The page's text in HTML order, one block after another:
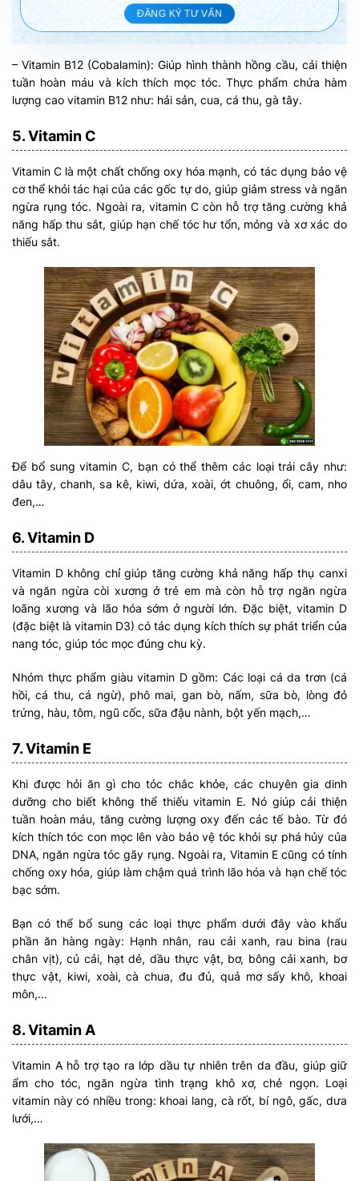
ĐĂNG KÝ TƯ VẤN
– Vitamin B12 (Cobalamin): Giúp hình thành hồng cầu, cải thiện
tuần hoàn máu và kích thích mọc tóc. Thực phẩm chứa hàm
lượng cao vitamin B12 như: hải sản, cua, cá thu, gà tây.
5. Vitamin C
Vitamin C là một chất chống oxy hóa mạnh, có tác dụng bảo vệ
cơ thể khỏi tác hại của các gốc tự do, giúp giảm stress và ngăn
ngừa rụng tóc. Ngoài ra, vitamin C còn hỗ trợ tăng cường khả
năng hấp thu sắt, giúp hạn chế tóc hư tổn, mỏng và xơ xác do
thiếu sắt.
Để bổ sung vitamin C, bạn có thể thêm các loại trái cây như:
dâu tây, chanh, sa kê, kiwi, dứa, xoài, ớt chuông, ổi, cam, nho
đen,…
6. Vitamin D
Vitamin D không chỉ giúp tăng cường khả năng hấp thụ canxi
và ngăn ngừa còi xương ở trẻ em mà còn hỗ trợ ngăn ngừa
loãng xương và lão hóa sớm ở người lớn. Đặc biệt, vitamin D
(đặc biệt là vitamin D3) có tác dụng kích thích sự phát triển của
nang tóc, giúp tóc mọc đúng chu kỳ.
Nhóm thực phẩm giàu vitamin D gồm: Các loại cá da trơn (cá
hồi, cá thu, cá ngừ), phô mai, gan bò, nấm, sữa bò, lòng đỏ
trứng, hàu, tôm, ngũ cốc, sữa đậu nành, bột yến mạch,…
7. Vitamin E
Khi được hỏi ăn gì cho tóc chắc khỏe, các chuyên gia dinh
dưỡng cho biết không thể thiếu vitamin E. Nó giúp cải thiện
tuần hoàn máu, tăng cường lượng oxy đến các tế bào. Từ đó
kích thích tóc con mọc lên vào bảo vệ tóc khỏi sự phá hủy của
DNA, ngăn ngừa tóc gãy rụng. Ngoài ra, Vitamin E cũng có tính
chống oxy hóa, giúp làm chậm quá trình lão hóa và hạn chế tóc
bạc sớm.
Bạn có thể bổ sung các loại thực phẩm dưới đây vào khẩu
phần ăn hàng ngày: Hạnh nhân, rau cải xanh, rau bina (rau
chân vịt), củ cải, hạt dẻ, dầu thực vật, bơ, bông cải xanh, bơ
thực vật, kiwi, xoài, cà chua, đu đủ, quả mơ sấy khô, khoai
môn,…
8. Vitamin A
Vitamin A hỗ trợ tạo ra lớp dầu tự nhiên trên da đầu, giúp giữ
ẩm cho tóc, ngăn ngừa tình trạng khô xơ, chẻ ngọn. Loại
vitamin này có nhiều trong: khoai lang, cà rốt, bí ngô, gấc, dưa
lưới,…